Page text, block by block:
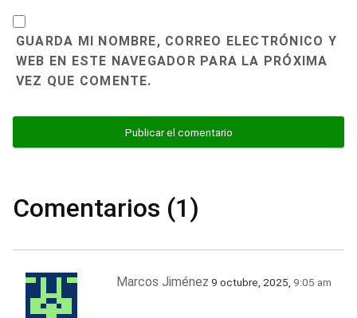
GUARDA MI NOMBRE, CORREO ELECTRÓNICO Y
WEB EN ESTE NAVEGADOR PARA LA PRÓXIMA
VEZ QUE COMENTE.
Comentarios (1)
Marcos Jiménez 9 octubre, 2025, 9:05 am